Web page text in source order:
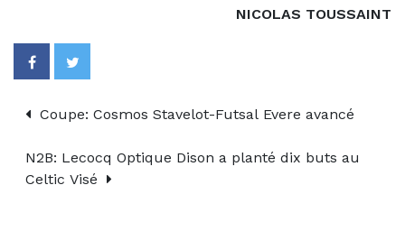
NICOLAS TOUSSAINT
Coupe: Cosmos Stavelot-Futsal Evere avancé
N2B: Lecocq Optique Dison a planté dix buts au
Celtic Visé